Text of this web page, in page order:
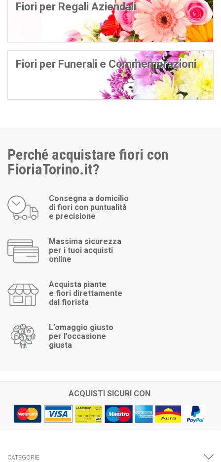
Fiori per Regali Aziendali
Fiori per Funerali e Commemorazioni
Perché acquistare fiori con
FioriaTorino.it?
Consegna a domicilio
di fiori con puntualità
e precisione
Massima sicurezza
per i tuoi acquisti
online
Acquista piante
e fiori direttamente
dal fiorista
L’omaggio giusto
per l’occasione
giusta
ACQUISTI SICURI CON
CATEGORIE